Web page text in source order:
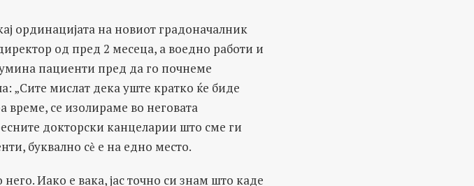
ординацијата на новиот градоначалник
од пред 2 месеца, а воедно работи и
пациенти пред да го почнеме
„Сите мислат дека уште кратко ќе биде
време, се изолираме во неговата
докторски канцеларии што сме ги
буквално сѐ е на едно место.
Иако е вака, јас точно си знам што каде